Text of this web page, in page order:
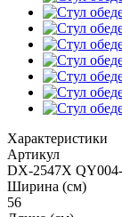
Характеристики
Артикул
DX-2547X
Ширина (см)
56